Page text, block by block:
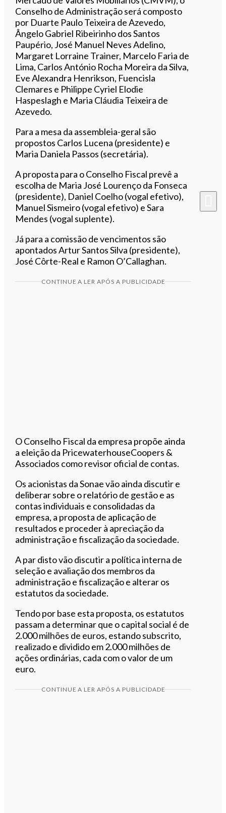
Conselho de Administração será composto
por Duarte Paulo Teixeira de Azevedo,
Ângelo Gabriel Ribeirinho dos Santos
Paupério, José Manuel Neves Adelino,
Margaret Lorraine Trainer, Marcelo Faria de
Lima, Carlos António Rocha Moreira da Silva,
Eve Alexandra Henrikson, Fuencisla
Clemares e Philippe Cyriel Elodie
Haspeslagh e Maria Cláudia Teixeira de
Azevedo.
Para a mesa da assembleia-geral são
propostos Carlos Lucena (presidente) e
Maria Daniela Passos (secretária).
A proposta para o Conselho Fiscal prevê a
escolha de Maria José Lourenço da Fonseca
(presidente), Daniel Coelho (vogal efetivo),
Manuel Sismeiro (vogal efetivo) e Sara
Mendes (vogal suplente).
Já para a comissão de vencimentos são
apontados Artur Santos Silva (presidente),
José Côrte-Real e Ramon O’Callaghan.
CONTINUE A LER APÓS A PUBLICIDADE
O Conselho Fiscal da empresa propõe ainda
a eleição da PricewaterhouseCoopers &
Associados como revisor oficial de contas.
Os acionistas da Sonae vão ainda discutir e
deliberar sobre o relatório de gestão e as
contas individuais e consolidadas da
empresa, a proposta de aplicação de
resultados e proceder à apreciação da
administração e fiscalização da sociedade.
A par disto vão discutir a política interna de
seleção e avaliação dos membros da
administração e fiscalização e alterar os
estatutos da sociedade.
Tendo por base esta proposta, os estatutos
passam a determinar que o capital social é de
2.000 milhões de euros, estando subscrito,
realizado e dividido em 2.000 milhões de
ações ordinárias, cada com o valor de um
euro.
CONTINUE A LER APÓS A PUBLICIDADE